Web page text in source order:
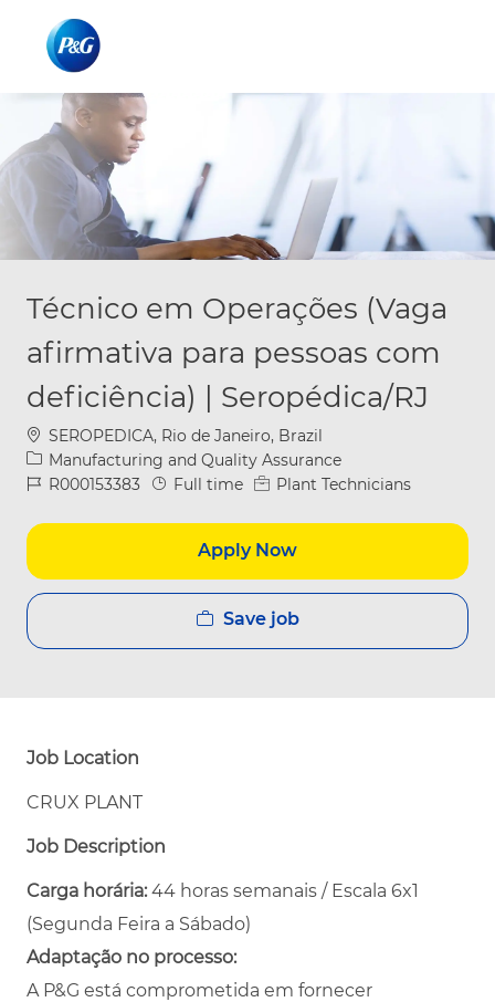
Técnico em Operações (Vaga
afirmativa para pessoas com
deficiência) | Seropédica/RJ
Location
SEROPEDICA, Rio de Janeiro, Brazil
Category
Manufacturing and Quality Assurance
Job IdR000153383 Job Type
Full time Plant Technicians
Apply Now
Save job
Job Location
CRUX PLANT
Job Description
Carga horária:44 horas semanais / Escala 6x1
(Segunda Feira a Sábado)
Adaptação no processo:
A P&G está comprometida em fornecer